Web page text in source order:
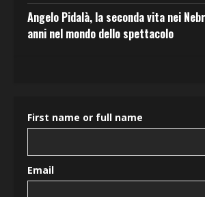
Angelo Pidalà, la seconda vita nei
anni nel mondo dello spettacolo
First name or full name
Email